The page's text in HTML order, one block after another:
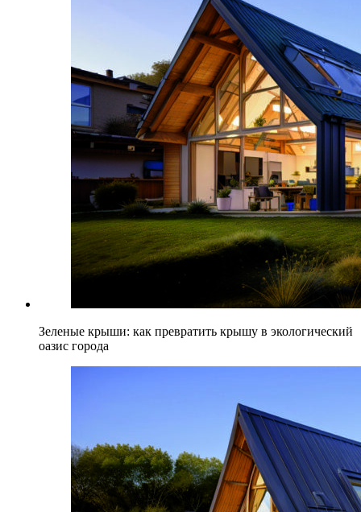
Зеленые крыши: как превратить крышу в экологический
оазис города